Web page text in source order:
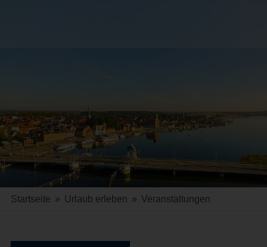
Startseite » Urlaub erleben » Veranstaltungen